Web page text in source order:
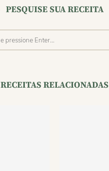
PESQUISE SUA RECEITA
RECEITAS RELACIONADAS